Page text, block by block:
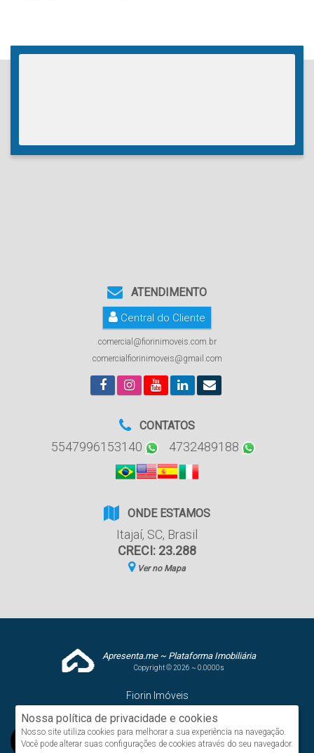
Nossa política de privacidade e cookies
Nosso site utiliza cookies para melhorar a sua experiência na navegação.
Você pode alterar suas configurações de cookies através do seu navegador.
ATENDIMENTO
Central do Cliente
comercial@fiorinimoveis.com.br
comercialfiorinimoveis@gmail.com
CONTATOS
5547996153140 4732489188
ONDE ESTAMOS
Itajaí, SC, Brasil
CRECI: 23.288
Ver no Mapa
Apresenta.me ~ Plataforma Imobiliária
Copyright © 2026 ~ 0.0000s
Fiorin Imóveis